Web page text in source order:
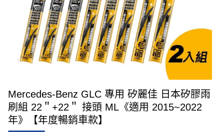
Mercedes-Benz GLC 專用 矽麗佳 日本矽膠雨
刷組 22＂+22＂ 接頭 ML《適用 2015~2022
年》【年度暢銷車款】